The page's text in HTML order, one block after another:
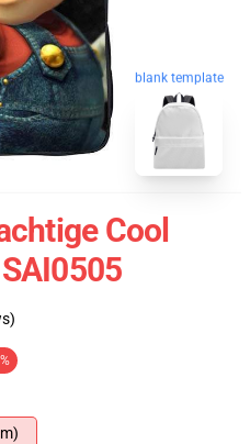
blank template
Cool